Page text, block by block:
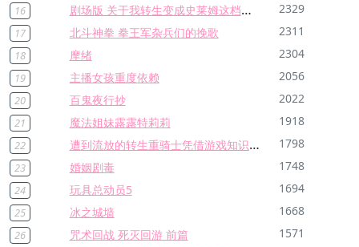
16 剧场版 关于我转生变成史莱姆这档事 苍海之泪篇 2329
17 北斗神拳 拳王军杂兵们的挽歌 2311
18 摩绪 2304
19 主播女孩重度依赖 2056
20 百鬼夜行抄 2022
21 魔法姐妹露露特莉莉 1918
22 遭到流放的转生重骑士凭借游戏知识大开无双 1798
23 婚姻剧毒 1748
24 玩具总动员5 1694
25 冰之城墙 1668
26 咒术回战 死灭回游 前篇 1571